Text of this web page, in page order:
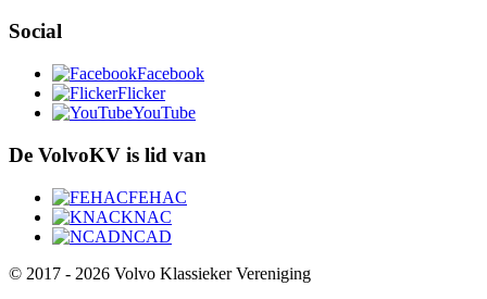
Social
Facebook
Flicker
YouTube
De VolvoKV is lid van
FEHAC
KNAC
NCAD
© 2017 - 2026 Volvo Klassieker Vereniging